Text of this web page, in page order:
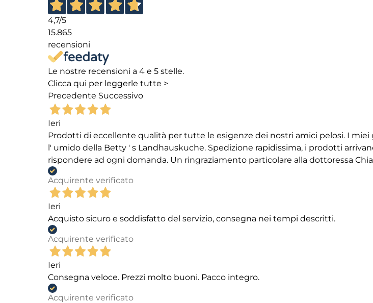
4,7/5
15.865
recensioni
Le nostre recensioni a 4 e 5 stelle.
Clicca qui per leggerle tutte >
Precedente Successivo
Ieri
Prodotti di eccellente qualità per tutte le esigenze dei nostri amici pelosi. I
l' umido della Betty ' s Landhauskuche. Spedizione rapidissima, i prodotti
rispondere ad ogni domanda. Un ringraziamento particolare alla dottoressa
Acquirente verificato
Ieri
Acquisto sicuro e soddisfatto del servizio, consegna nei tempi descritti.
Acquirente verificato
Ieri
Consegna veloce. Prezzi molto buoni. Pacco integro.
Acquirente verificato